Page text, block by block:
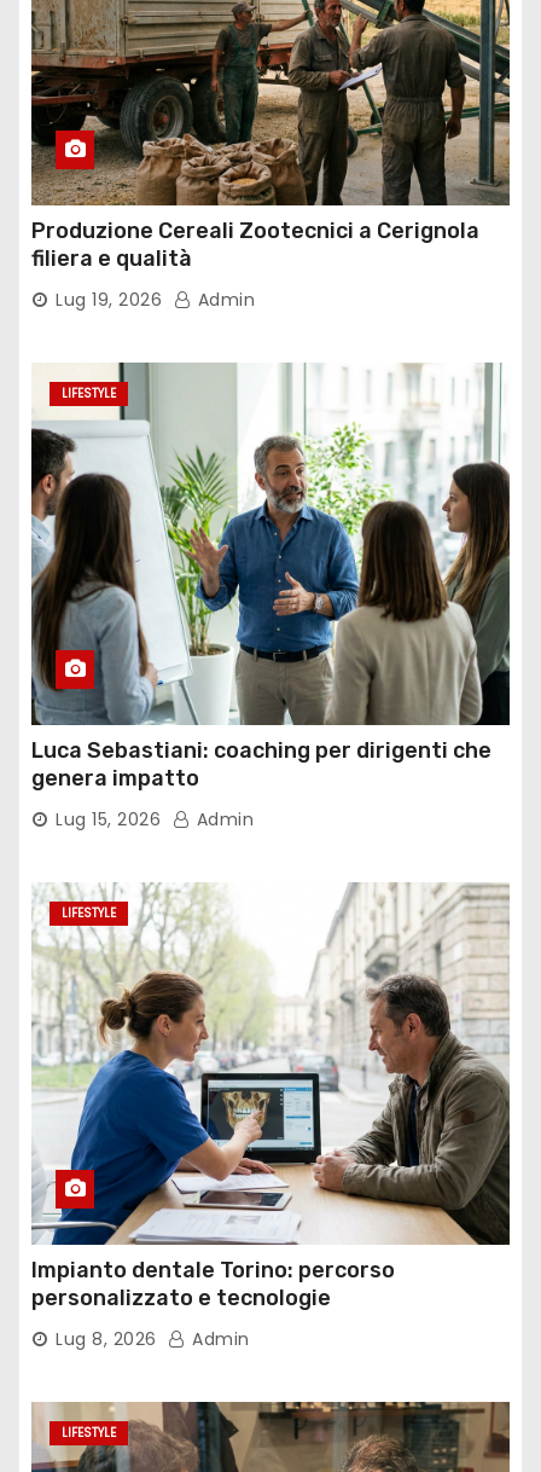
i
c
o
l
i
Produzione Cereali Zootecnici a Cerignola
filiera e qualità
Lug 19, 2026 Admin
LIFESTYLE
Luca Sebastiani: coaching per dirigenti che
genera impatto
Lug 15, 2026 Admin
LIFESTYLE
Impianto dentale Torino: percorso
personalizzato e tecnologie
Lug 8, 2026 Admin
LIFESTYLE